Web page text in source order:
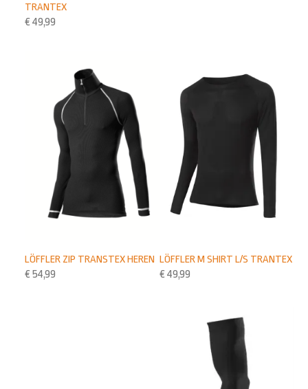
TRANTEX
€ 49,99
LÖFFLER M SHIRT L/S TRANTEX
€ 49,99
LÖFFLER ZIP TRANSTEX HEREN
€ 54,99